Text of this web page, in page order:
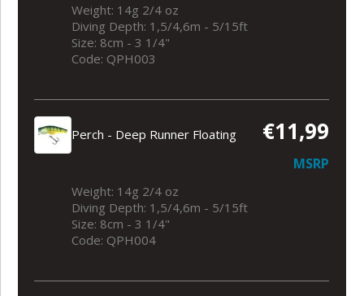
Weight: 14g 2/4 oz
Diving Depth: 1,5/4,6m - 5/15ft
Size: 8cm - 3 1/4"
Code: QPH003
Perch - Deep Runner Floating €11,99
MSRP
Weight: 14g 2/4 oz
Diving Depth: 1,5/4,6m - 5/15ft
Size: 8cm - 3 1/4"
Code: QPH004